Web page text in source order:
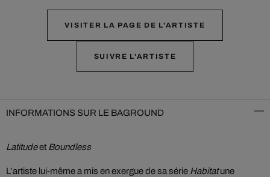
VISITER LA PAGE DE L'ARTISTE
SUIVRE L'ARTISTE
INFORMATIONS SUR LE BAGROUND
Latitudeet Boundless
L’artiste lui-même a mis en exergue de sa série Habitatune